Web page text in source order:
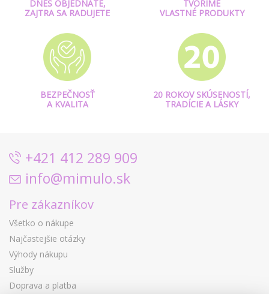
DNES OBJEDNÁTE,
ZAJTRA SA RADUJETE
TVORÍME
VLASTNÉ PRODUKTY
BEZPEČNOSŤ
A KVALITA
20 ROKOV SKÚSENOSTÍ,
TRADÍCIE A LÁSKY
+421 412 289 909
info@mimulo.sk
Pre zákazníkov
Všetko o nákupe
Najčastejšie otázky
Výhody nákupu
Služby
Doprava a platba